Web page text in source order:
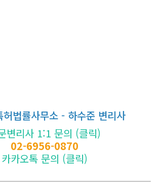
허법률사무소 - 하수준 변리사
변리사 1:1 문의 (클릭)
02-6956-0870
카카오톡 문의 (클릭)